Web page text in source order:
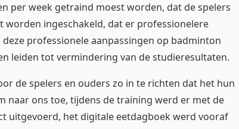
per week getraind moest worden, dat de spelers
ingeschakeld, dat er professionelere
professionele aanpassingen op badminton
leiden tot vermindering van de studieresultaten.
de spelers en ouders zo in te richten dat het hun
naar ons toe, tijdens de training werd er met de
uitgevoerd, het digitale eetdagboek werd vooraf